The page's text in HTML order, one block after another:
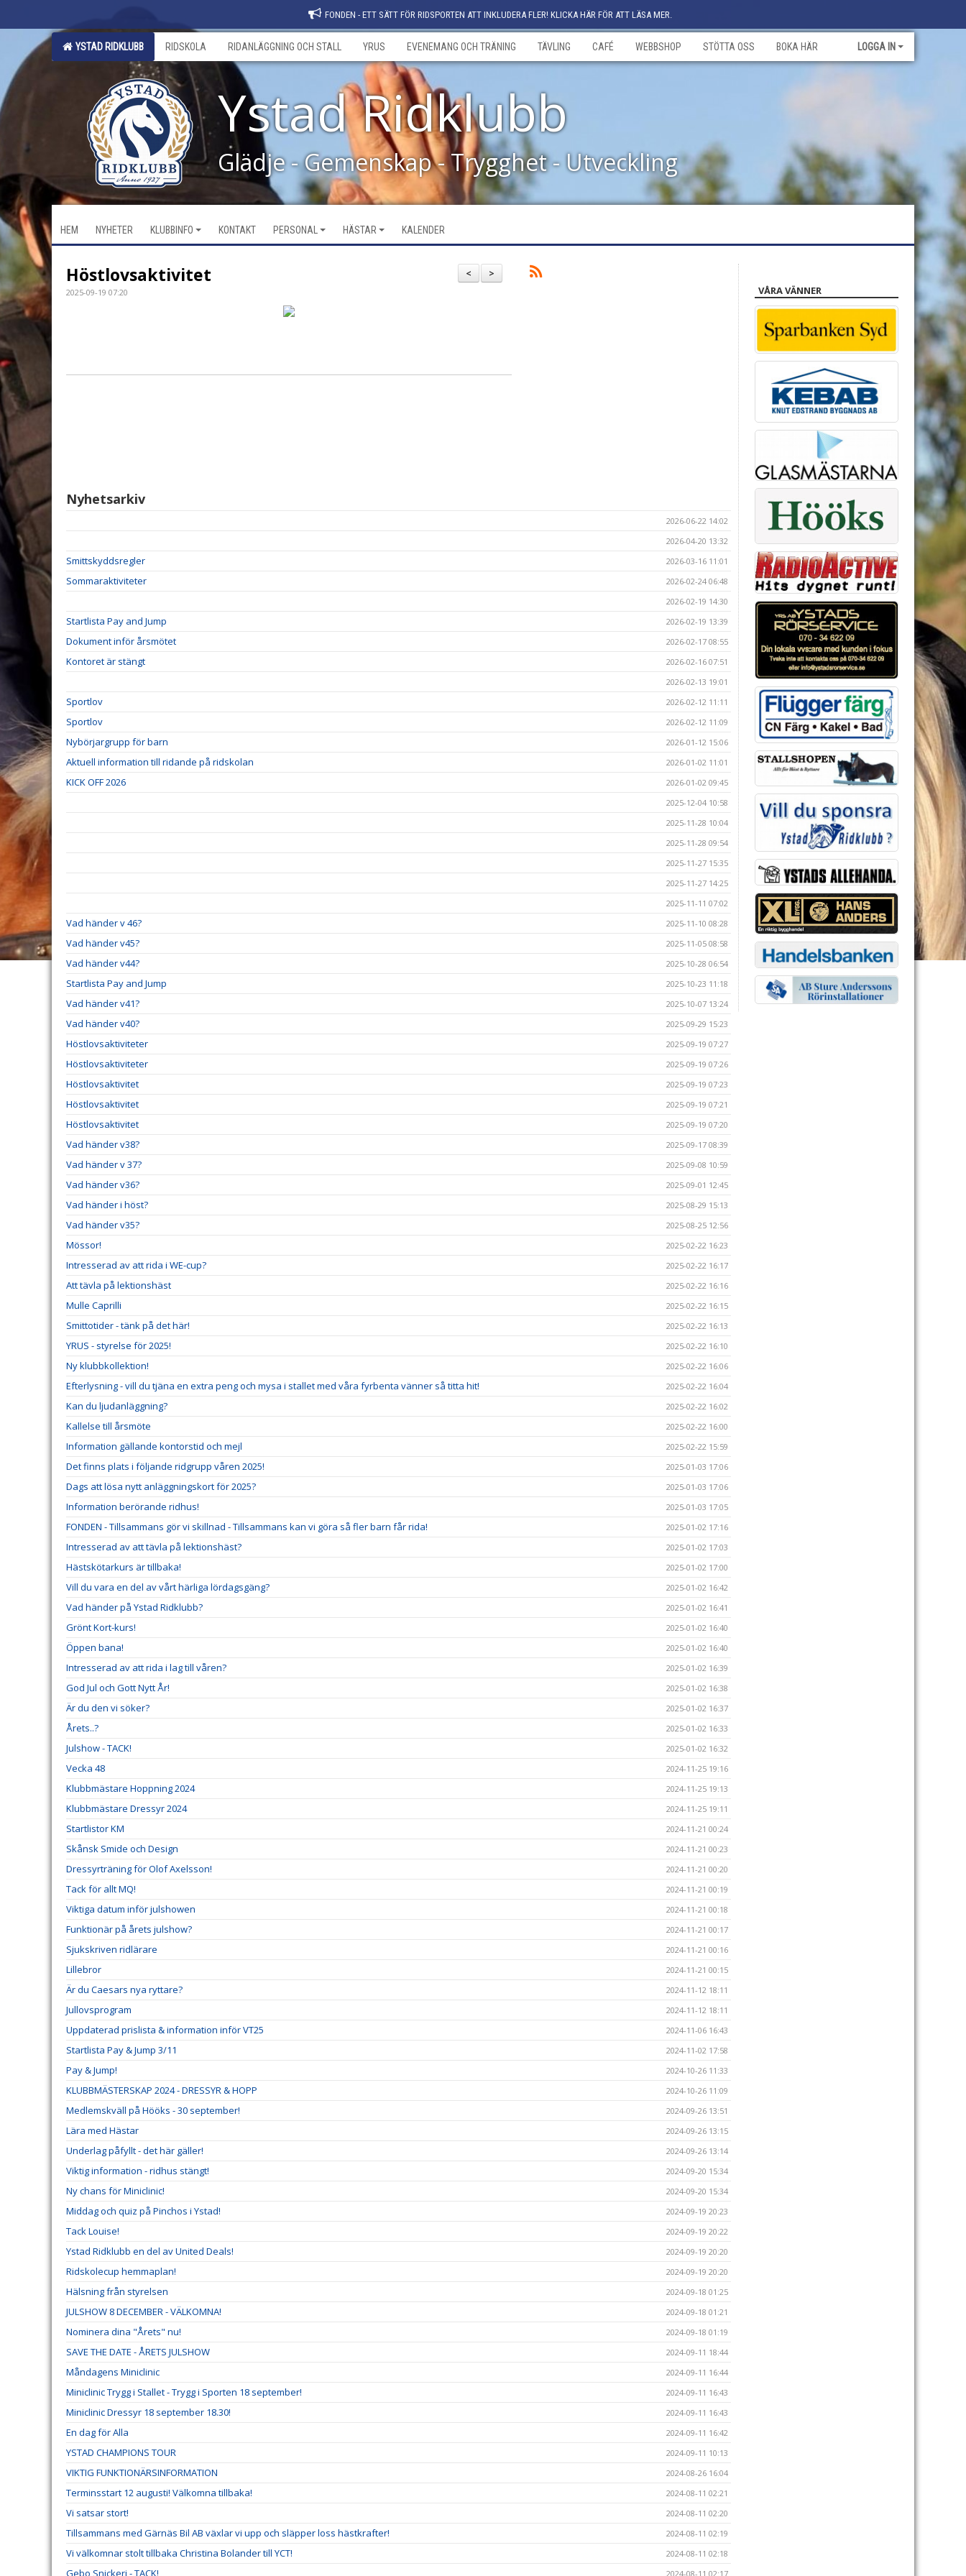
FONDEN - ETT SÄTT FÖR RIDSPORTEN ATT INKLUDERA FLER! KLICKA HÄR FÖR ATT LÄSA MER.
YSTAD RIDKLUBB RIDSKOLA RIDANLÄGGNING OCH STALL YRUS EVENEMANG OCH TRÄNING TÄVLING CAFÉ WEBBSHOP STÖTTA OSS BOKA HÄR LOGGA IN
Ystad Ridklubb
Glädje - Gemenskap - Trygghet - Utveckling
HEM NYHETER KLUBBINFO KONTAKT PERSONAL HÄSTAR KALENDER
>
<
Höstlovsaktivitet
2025-09-19 07:20
Nyhetsarkiv
2026-06-22 14:02
2026-04-20 13:32
Smittskyddsregler 2026-03-16 11:01
Sommaraktiviteter
2026-02-24 06:48
2026-02-19 14:30
Startlista Pay and Jump 2026-02-19 13:39
Dokument inför årsmötet 2026-02-17 08:55
Kontoret är stängt
2026-02-16 07:51
2026-02-13 19:01
Sportlov 2026-02-12 11:11
Sportlov 2026-02-12 11:09
Nybörjargrupp för barn 2026-01-12 15:06
Aktuell information till ridande på ridskolan 2026-01-02 11:01
KICK OFF 2026
2026-01-02 09:45
2025-12-04 10:58
2025-11-28 10:04
2025-11-28 09:54
2025-11-27 15:35
2025-11-27 14:25
2025-11-11 07:02
Vad händer v 46? 2025-11-10 08:28
Vad händer v45? 2025-11-05 08:58
Vad händer v44? 2025-10-28 06:54
Startlista Pay and Jump 2025-10-23 11:18
Vad händer v41? 2025-10-07 13:24
Vad händer v40? 2025-09-29 15:23
Höstlovsaktiviteter 2025-09-19 07:27
Höstlovsaktiviteter 2025-09-19 07:26
Höstlovsaktivitet 2025-09-19 07:23
Höstlovsaktivitet 2025-09-19 07:21
Höstlovsaktivitet 2025-09-19 07:20
Vad händer v38? 2025-09-17 08:39
Vad händer v 37? 2025-09-08 10:59
Vad händer v36? 2025-09-01 12:45
Vad händer i höst? 2025-08-29 15:13
Vad händer v35? 2025-08-25 12:56
Mössor! 2025-02-22 16:23
Intresserad av att rida i WE-cup? 2025-02-22 16:17
Att tävla på lektionshäst 2025-02-22 16:16
Mulle Caprilli 2025-02-22 16:15
Smittotider - tänk på det här! 2025-02-22 16:13
YRUS - styrelse för 2025! 2025-02-22 16:10
Ny klubbkollektion! 2025-02-22 16:06
Efterlysning - vill du tjäna en extra peng och mysa i stallet med våra fyrbenta vänner så titta hit! 2025-02-22 16:04
Kan du ljudanläggning? 2025-02-22 16:02
Kallelse till årsmöte 2025-02-22 16:00
Information gällande kontorstid och mejl 2025-02-22 15:59
Det finns plats i följande ridgrupp våren 2025! 2025-01-03 17:06
Dags att lösa nytt anläggningskort för 2025? 2025-01-03 17:06
Information berörande ridhus! 2025-01-03 17:05
FONDEN - Tillsammans gör vi skillnad - Tillsammans kan vi göra så fler barn får rida! 2025-01-02 17:16
Intresserad av att tävla på lektionshäst? 2025-01-02 17:03
Hästskötarkurs är tillbaka! 2025-01-02 17:00
Vill du vara en del av vårt härliga lördagsgäng? 2025-01-02 16:42
Vad händer på Ystad Ridklubb? 2025-01-02 16:41
Grönt Kort-kurs! 2025-01-02 16:40
Öppen bana! 2025-01-02 16:40
Intresserad av att rida i lag till våren? 2025-01-02 16:39
God Jul och Gott Nytt År! 2025-01-02 16:38
Är du den vi söker? 2025-01-02 16:37
Årets..? 2025-01-02 16:33
Julshow - TACK! 2025-01-02 16:32
Vecka 48 2024-11-25 19:16
Klubbmästare Hoppning 2024 2024-11-25 19:13
Klubbmästare Dressyr 2024 2024-11-25 19:11
Startlistor KM 2024-11-21 00:24
Skånsk Smide och Design 2024-11-21 00:23
Dressyrträning för Olof Axelsson! 2024-11-21 00:20
Tack för allt MQ! 2024-11-21 00:19
Viktiga datum inför julshowen 2024-11-21 00:18
Funktionär på årets julshow? 2024-11-21 00:17
Sjukskriven ridlärare 2024-11-21 00:16
Lillebror 2024-11-21 00:15
Är du Caesars nya ryttare? 2024-11-12 18:11
Jullovsprogram 2024-11-12 18:11
Uppdaterad prislista & information inför VT25 2024-11-06 16:43
Startlista Pay & Jump 3/11 2024-11-02 17:58
Pay & Jump! 2024-10-26 11:33
KLUBBMÄSTERSKAP 2024 - DRESSYR & HOPP 2024-10-26 11:09
Medlemskväll på Hööks - 30 september! 2024-09-26 13:51
Lära med Hästar 2024-09-26 13:15
Underlag påfyllt - det här gäller! 2024-09-26 13:14
Viktig information - ridhus stängt! 2024-09-20 15:34
Ny chans för Miniclinic! 2024-09-20 15:34
Middag och quiz på Pinchos i Ystad! 2024-09-19 20:23
Tack Louise! 2024-09-19 20:22
Ystad Ridklubb en del av United Deals! 2024-09-19 20:20
Ridskolecup hemmaplan! 2024-09-19 20:20
Hälsning från styrelsen 2024-09-18 01:25
JULSHOW 8 DECEMBER - VÄLKOMNA! 2024-09-18 01:21
Nominera dina "Årets" nu! 2024-09-18 01:19
SAVE THE DATE - ÅRETS JULSHOW 2024-09-11 18:44
Måndagens Miniclinic 2024-09-11 16:44
Miniclinic Trygg i Stallet - Trygg i Sporten 18 september! 2024-09-11 16:43
Miniclinic Dressyr 18 september 18.30! 2024-09-11 16:43
En dag för Alla 2024-09-11 16:42
YSTAD CHAMPIONS TOUR 2024-09-11 10:13
VIKTIG FUNKTIONÄRSINFORMATION 2024-08-26 16:04
Terminsstart 12 augusti! Välkomna tillbaka! 2024-08-11 02:21
Vi satsar stort! 2024-08-11 02:20
Tillsammans med Gärnäs Bil AB växlar vi upp och släpper loss hästkrafter! 2024-08-11 02:19
Vi välkomnar stolt tillbaka Christina Bolander till YCT! 2024-08-11 02:18
Gebo Snickeri - TACK! 2024-08-11 02:17
VÅRA VÄNNER